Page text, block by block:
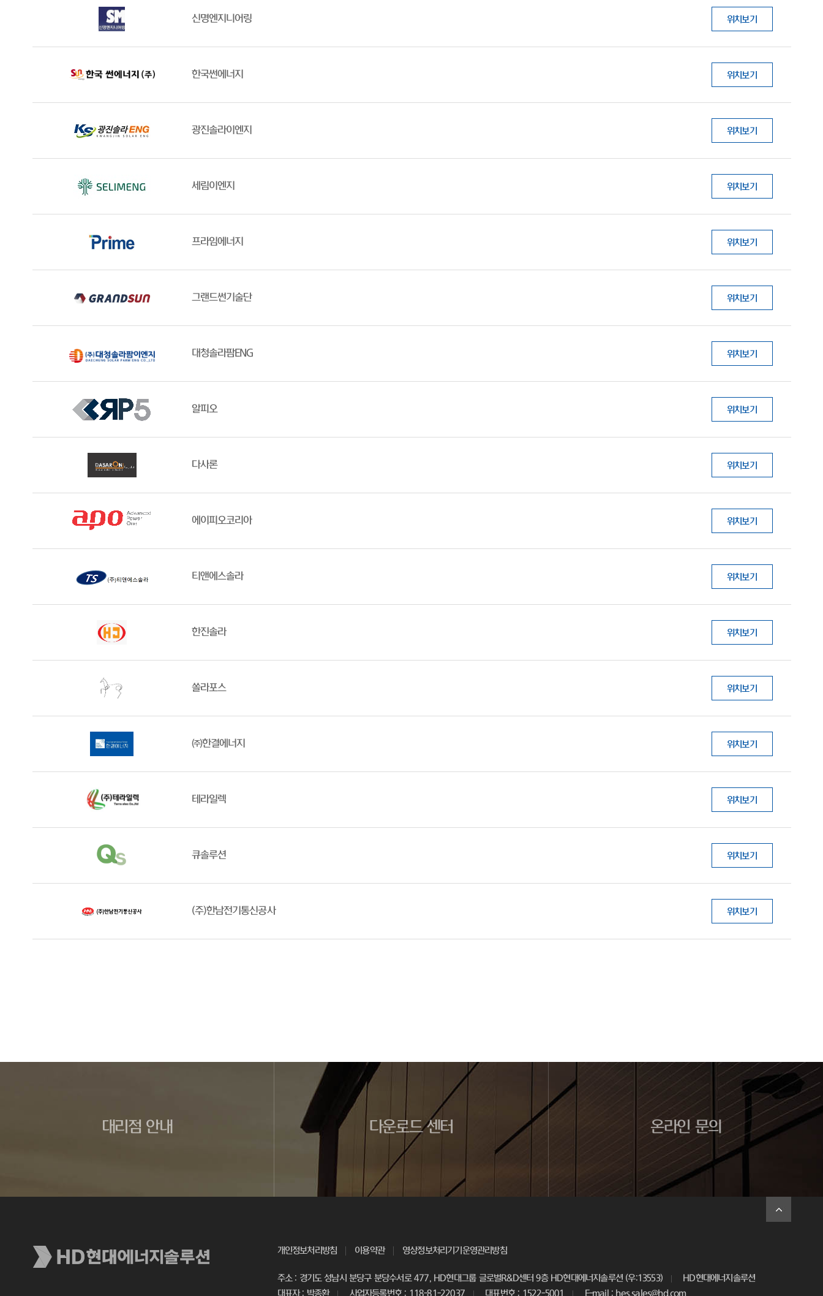
신명엔지니어링 위치보기
한국썬에너지 위치보기
광진솔라이엔지 위치보기
세림이엔지 위치보기
프라임에너지 위치보기
그랜드썬기술단 위치보기
대청솔라팜ENG 위치보기
알피오 위치보기
다사론 위치보기
에이피오코리아 위치보기
티앤에스솔라 위치보기
한진솔라 위치보기
쏠라포스 위치보기
㈜한결에너지 위치보기
테라일렉 위치보기
큐솔루션 위치보기
(주)한남전기통신공사 위치보기
대리점 안내 다운로드 센터 온라인 문의
개인정보처리방침 이용약관 영상정보처리기기운영관리방침
주소 : 경기도 성남시 분당구 분당수서로 477, HD현대그룹 글로벌R&D센터 9층 HD현대에너지솔루션 (우:13553)
HD현대에너지솔루션
대표자 : 박종환
사업자등록번호 : 118-81-22037 대표번호 : 1522-5001 E-mail : hes.sales@hd.com